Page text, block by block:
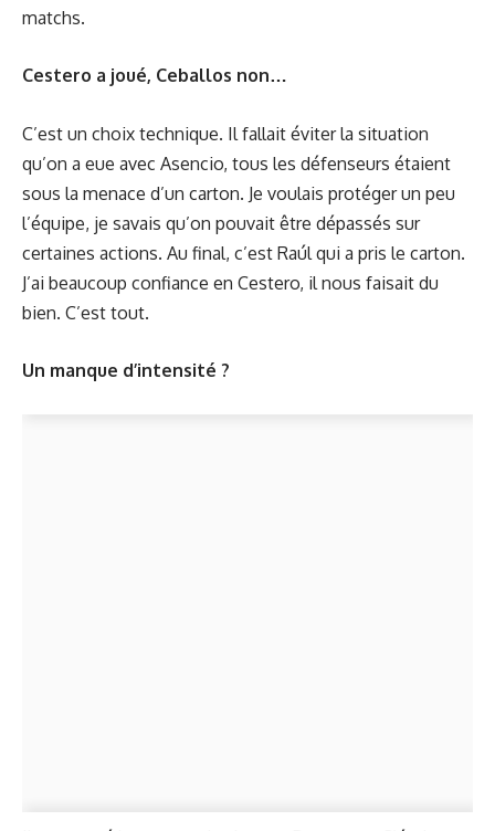
matchs.
Cestero a joué, Ceballos non…
C’est un choix technique. Il fallait éviter la situation
qu’on a eue avec Asencio, tous les défenseurs étaient
sous la menace d’un carton. Je voulais protéger un peu
l’équipe, je savais qu’on pouvait être dépassés sur
certaines actions. Au final, c’est Raúl qui a pris le carton.
J’ai beaucoup confiance en Cestero, il nous faisait du
bien. C’est tout.
Un manque d’intensité ?